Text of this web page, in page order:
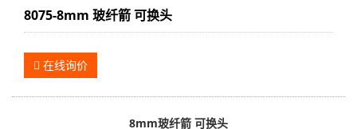
8075-8mm 玻纤箭 可换头
在线询价
8mm玻纤箭 可换头